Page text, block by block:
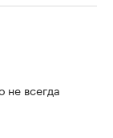
не всегда